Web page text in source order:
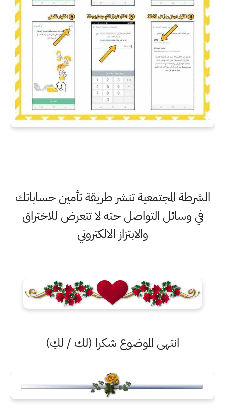
الشرطة المجتمعية تنشر طريقة تأمين حساباتك
في وسائل التواصل حته لا تتعرض للاختراق
والابتزاز الالكتروني
انتهى الموضوع شكرا (لك / لكِ)